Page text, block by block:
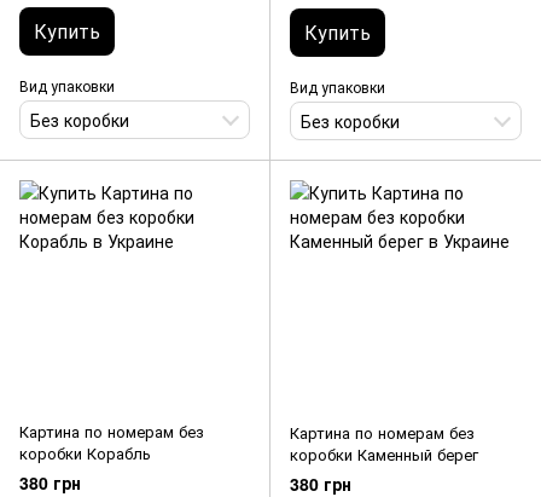
Купить
Вид упаковки
Без коробки
Купить
Вид упаковки
Без коробки
Картина по номерам без
коробки Корабль
380 грн
Картина по номерам без
коробки Каменный берег
380 грн